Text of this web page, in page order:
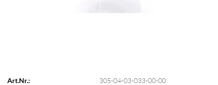
Art.Nr.:
305-04-03-033-00-00